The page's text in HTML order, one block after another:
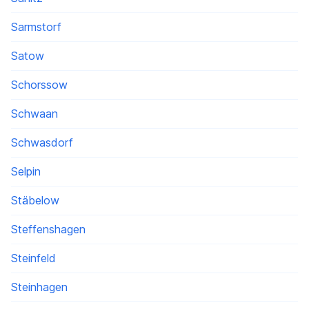
Sarmstorf
Satow
Schorssow
Schwaan
Schwasdorf
Selpin
Stäbelow
Steffenshagen
Steinfeld
Steinhagen